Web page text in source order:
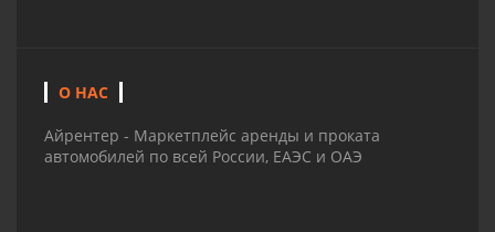
О НАС
Айрентер - Маркетплейс аренды и проката
автомобилей по всей России, ЕАЭС и ОАЭ